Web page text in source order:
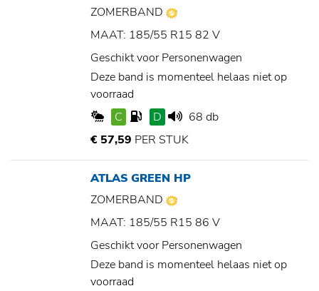
ZOMERBAND
MAAT: 185/55 R15 82 V
Geschikt voor Personenwagen
Deze band is momenteel helaas niet op
voorraad
C
D
68 db
€ 57,59 PER STUK
ATLAS GREEN HP
ZOMERBAND
MAAT: 185/55 R15 86 V
Geschikt voor Personenwagen
Deze band is momenteel helaas niet op
voorraad